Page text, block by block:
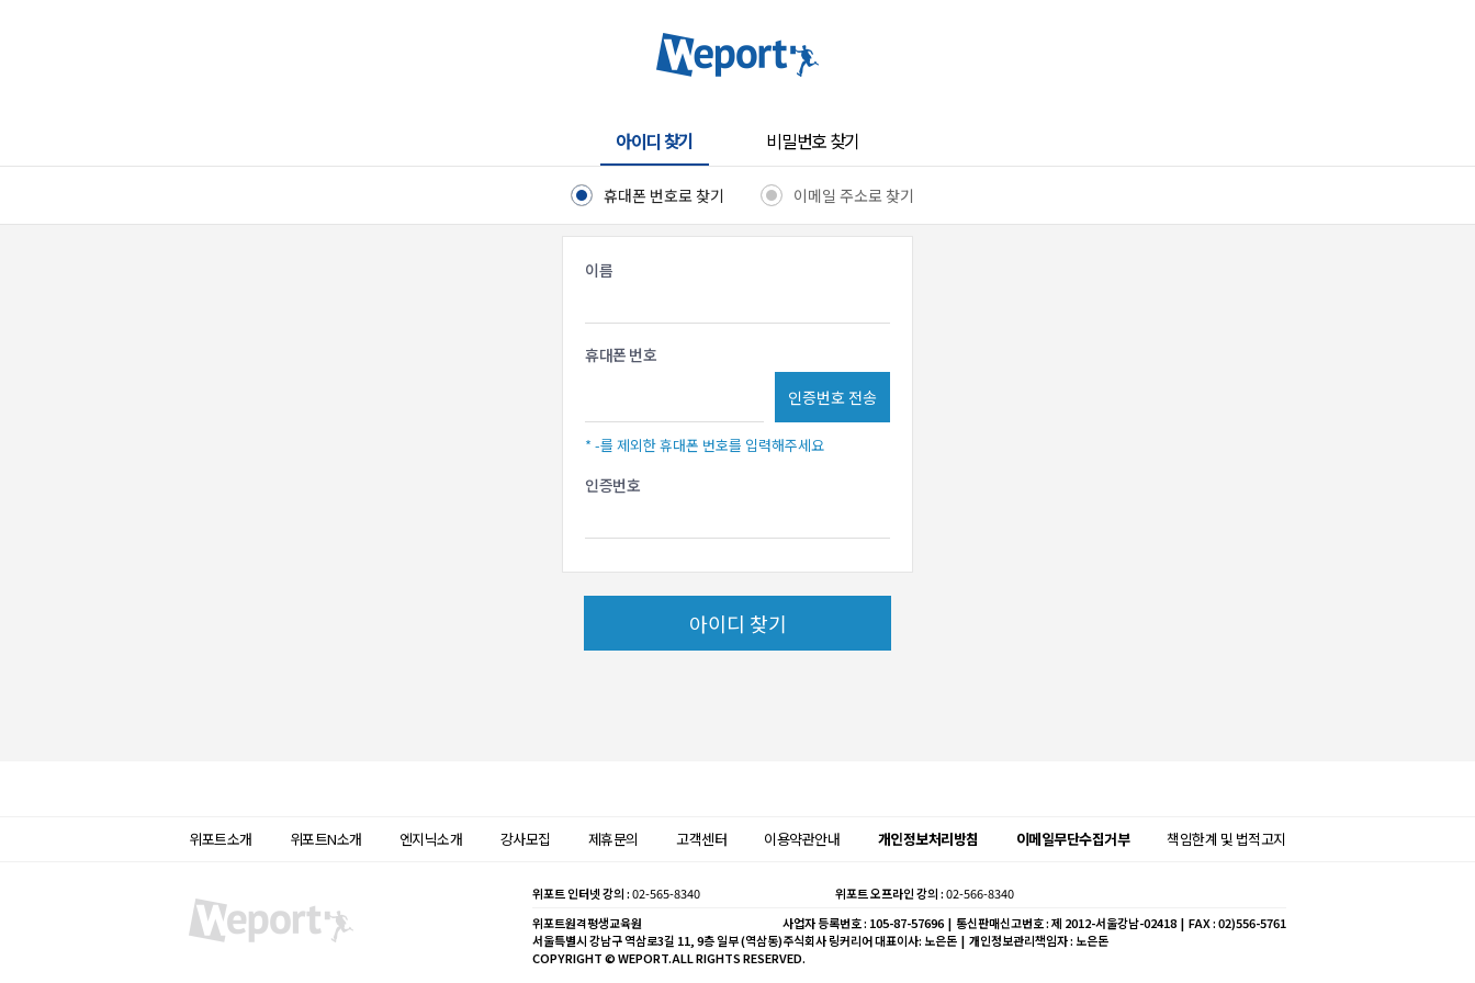
아이디 찾기 비밀번호 찾기
휴대폰 번호로 찾기 이메일 주소로 찾기
이름
휴대폰 번호
인증번호 전송
* -를 제외한 휴대폰 번호를 입력해주세요
인증번호
아이디 찾기
위포트소개 위포트N소개 엔지닉소개 강사모집 제휴문의 고객센터 이용약관안내 개인정보처리방침 이메일무단수집거부 책임한계 및 법적고지
위포트 인터넷 강의 :02-565-8340 위포트 오프라인 강의 :02-566-8340
위포트원격평생교육원
서울특별시 강남구 역삼로3길 11, 9층 일부 (역삼동)
사업자 등록번호 : 105-87-57696 | 통신판매신고번호 : 제 2012-서울강남-02418 | FAX : 02)556-5761
주식회사 링커리어 대표이사: 노은돈 | 개인정보관리책임자 : 노은돈
COPYRIGHT © WEPORT.ALL RIGHTS RESERVED.